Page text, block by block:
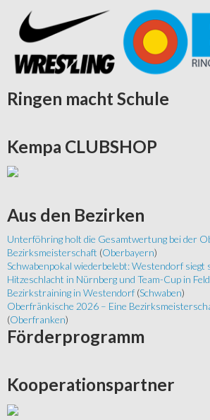
Ringen macht Schule
Kempa CLUBSHOP
Aus den Bezirken
Unterföhring holt die Gesamtwertung bei der
Bezirksmeisterschaft (Oberbayern)
Schwabenpokal wiederbelebt: Westendorf siegt
Hitzeschlacht in Nürnberg und Team-Cup in
Bezirkstraining in Westendorf (Schwaben)
Oberfränkische 2026 – Eine
(Oberfranken)
Förderprogramm
Kooperationspartner